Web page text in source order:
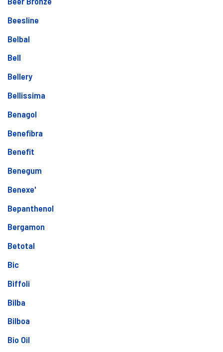
Beesline
Belbal
Bell
Bellery
Bellissima
Benagol
Benefibra
Benefit
Benegum
Benexe'
Bepanthenol
Bergamon
Betotal
Bic
Biffoli
Bilba
Bilboa
Bio Oil